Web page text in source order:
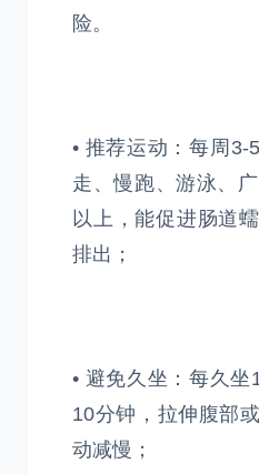
险。
• 推荐运动：每周3-
走、慢跑、游泳、
以上，能促进肠道
排出；
• 避免久坐：每久
10分钟，拉伸腹部
动减慢；